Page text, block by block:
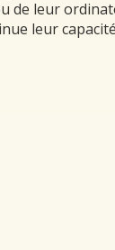
de leur
leur